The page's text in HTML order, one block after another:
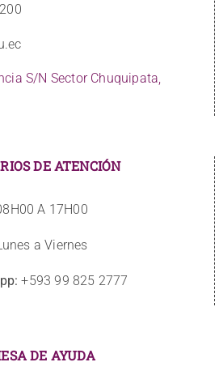
S/N Sector Chuquipata,
DE ATENCIÓN
A 17H00
a Viernes
+593 99 825 2777
DE AYUDA